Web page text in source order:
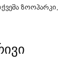
ზოოპარკი,